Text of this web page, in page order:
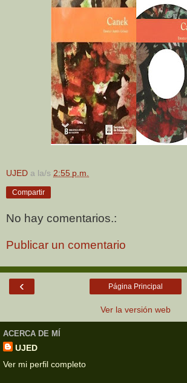
UJED a la/s 2:55 p.m.
Compartir
No hay comentarios.:
Publicar un comentario
‹ Página Principal
Ver la versión web
ACERCA DE MÍ
UJED
Ver mi perfil completo